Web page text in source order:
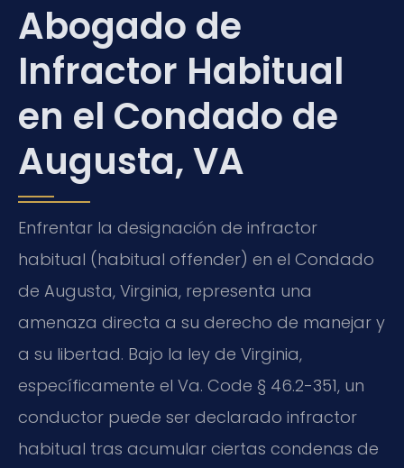
Abogado de
Infractor Habitual
en el Condado de
Augusta, VA
Enfrentar la designación de infractor
habitual (habitual offender) en el Condado
de Augusta, Virginia, representa una
amenaza directa a su derecho de manejar y
a su libertad. Bajo la ley de Virginia,
específicamente el Va. Code § 46.2-351, un
conductor puede ser declarado infractor
habitual tras acumular ciertas condenas de